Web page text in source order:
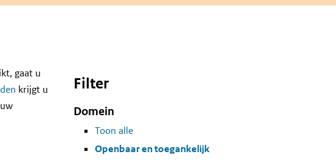
gaat u
krijgt u
Filter
Domein
Toon alle
Openbaar en toegankelijk